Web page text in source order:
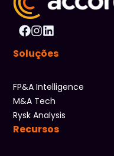
Soluções
FP&A Intelligence
M&A Tech
Rysk Analysis
Recursos